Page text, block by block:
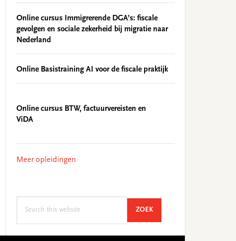
Online cursus Immigrerende DGA’s: fiscale
gevolgen en sociale zekerheid bij migratie naar
Nederland
Online Basistraining AI voor de fiscale praktijk
Online cursus BTW, factuurvereisten en
ViDA
Meer opleidingen
ZOEKSEARCH